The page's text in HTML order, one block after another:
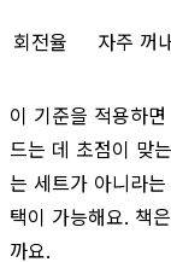
회전율 자주 꺼
이 기준을 적용하
드는 데 초점이 맞
는 세트가 아니라
택이 가능해요. 책
까요.